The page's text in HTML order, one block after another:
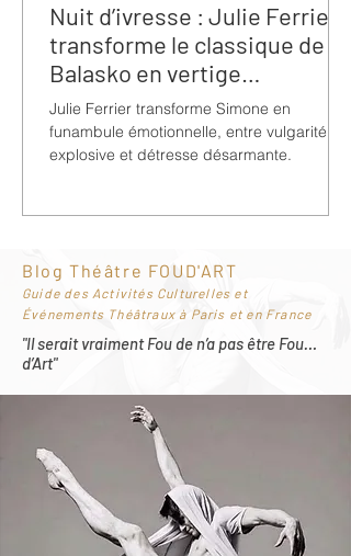
Nuit d’ivresse : Julie Ferrier
transforme le classique de
Balasko en vertige
bouleversant
Julie Ferrier transforme Simone en
funambule émotionnelle, entre vulgarité
explosive et détresse désarmante.
Blog Théâtre FOUD'ART
Guide des Activités Culturelles et
Événements Théâtraux à Paris et en France
"Il serait vraiment Fou de n’a pas être Fou…
d’Art"